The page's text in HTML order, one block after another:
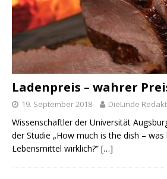
Ladenpreis – wahrer
19. September 2018 DieLinde
Wissenschaftler der Universität
der Studie „How much is the dish – was
Lebensmittel wirklich?“ […]